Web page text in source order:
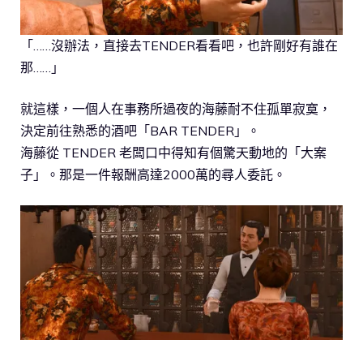
「……沒辦法，直接去TENDER看看吧，也許剛好有誰在
那……」
就這樣，一個人在事務所過夜的海藤耐不住孤單寂寞，
決定前往熟悉的酒吧「BAR TENDER」。
海藤從 TENDER 老闆口中得知有個驚天動地的「大案
子」。那是一件報酬高達2000萬的尋人委託。